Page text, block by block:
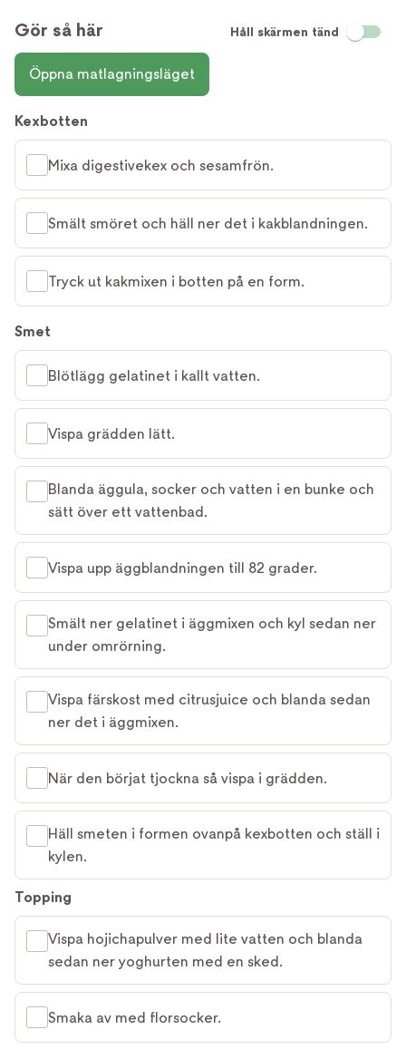
Gör så här Håll skärmen tänd
Öppna matlagningsläget
Kexbotten
Mixa digestivekex och sesamfrön.
Smält smöret och häll ner det i kakblandningen.
Tryck ut kakmixen i botten på en form.
Smet
Blötlägg gelatinet i kallt vatten.
Vispa grädden lätt.
Blanda äggula, socker och vatten i en bunke och
sätt över ett vattenbad.
Vispa upp äggblandningen till 82 grader.
Smält ner gelatinet i äggmixen och kyl sedan ner
under omrörning.
Vispa färskost med citrusjuice och blanda sedan
ner det i äggmixen.
När den börjat tjockna så vispa i grädden.
Häll smeten i formen ovanpå kexbotten och ställ i
kylen.
Topping
Vispa hojichapulver med lite vatten och blanda
sedan ner yoghurten med en sked.
Smaka av med florsocker.